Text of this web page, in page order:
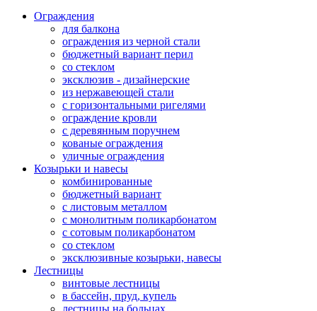
Ограждения
для балкона
ограждения из черной стали
бюджетный вариант перил
со стеклом
эксклюзив - дизайнерские
из нержавеющей стали
с горизонтальными ригелями
ограждение кровли
с деревянным поручнем
кованые ограждения
уличные ограждения
Козырьки и навесы
комбинированные
бюджетный вариант
с листовым металлом
с монолитным поликарбонатом
с сотовым поликарбонатом
со стеклом
эксклюзивные козырьки, навесы
Лестницы
винтовые лестницы
в бассейн, пруд, купель
лестницы на больцах